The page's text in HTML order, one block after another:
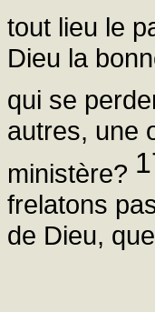
tout lieu le
Dieu la
qui se
autres, une
ministère?
frelatons
de Dieu,